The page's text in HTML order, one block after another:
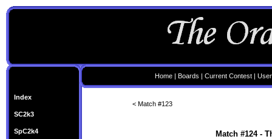
Home| Boards | Current Contest|
Index
SC2k3
SpC2k4
< Match #123
Match #124 -